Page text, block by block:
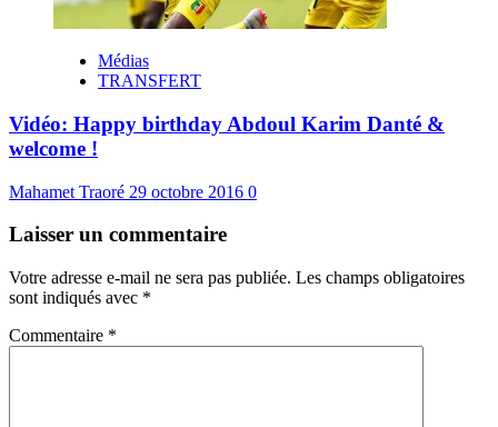
Médias
TRANSFERT
Vidéo: Happy birthday Abdoul Karim Danté &
welcome !
Mahamet Traoré 29 octobre 2016 0
Laisser un commentaire
Votre adresse e-mail ne sera pas publiée. Les champs obligatoires
sont indiqués avec *
Commentaire *